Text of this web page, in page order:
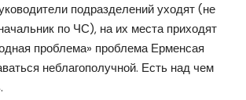
подразделений уходят (не
по ЧС), на их места приходят
проблема» проблема Ерменсая
неблагополучной. Есть над чем